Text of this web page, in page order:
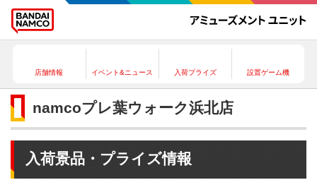
店舗情報 イベント&ニュース 入荷プライズ 設置ゲーム機
namcoプレ葉ウォーク浜北店
入荷景品・プライズ情報